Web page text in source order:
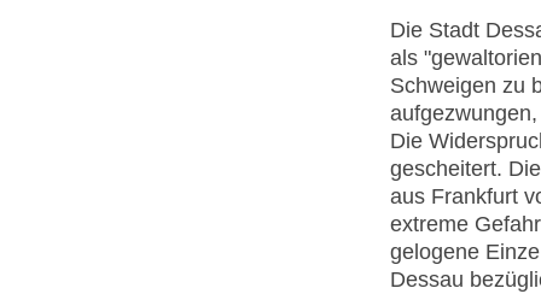
Die Stadt
als
Schweigen zu
Die
gescheitert.
aus Frankfurt
extreme
gelogene
Dessau